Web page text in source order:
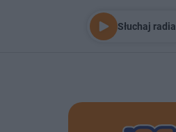
Słuchaj radia